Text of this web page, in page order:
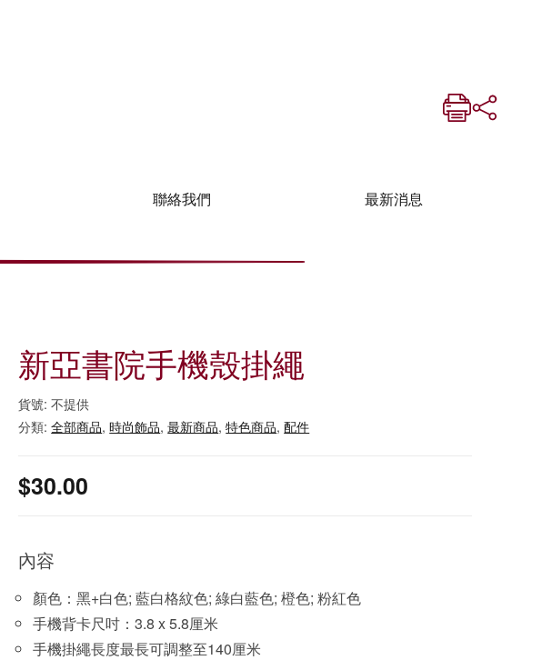
聯絡我們 最新消息
新亞書院手機殼掛繩
貨號:不提供
分類:全部商品,時尚飾品,最新商品,特色商品,配件
$30.00
內容
顏色：黑+白色; 藍白格紋色; 綠白藍色; 橙色; 粉紅色
手機背卡尺吋：3.8 x 5.8厘米
手機掛繩長度最長可調整至140厘米